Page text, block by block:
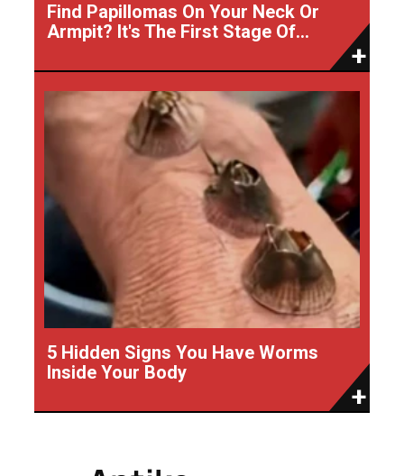
Find Papillomas On Your Neck Or
Armpit? It's The First Stage Of...
5 Hidden Signs You Have Worms
Inside Your Body